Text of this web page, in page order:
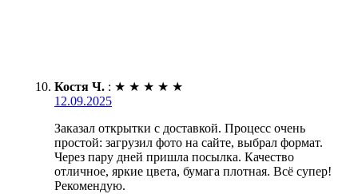
Костя Ч. : ★ ★ ★ ★ ★
12.09.2025
Заказал открытки с доставкой. Процесс очень
простой: загрузил фото на сайте, выбрал формат.
Через пару дней пришла посылка. Качество
отличное, яркие цвета, бумага плотная. Всё супер!
Рекомендую.